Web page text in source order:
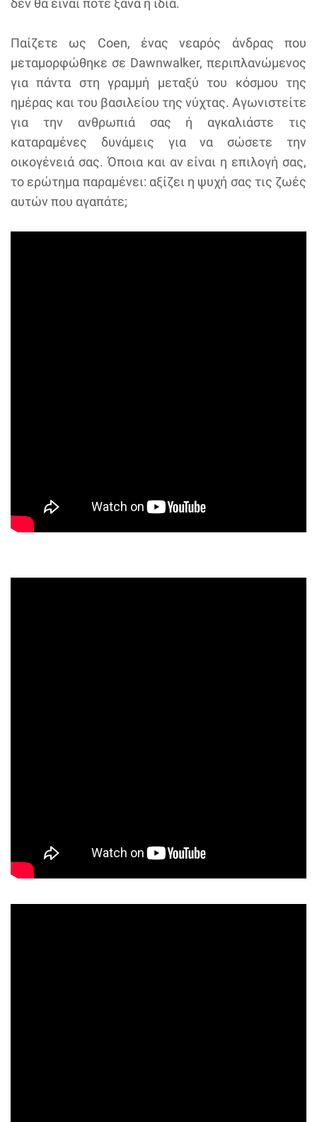
δεν θα είναι ποτέ ξανά η ίδια.
Παίζετε ως Coen, ένας νεαρός άνδρας που
μεταμορφώθηκε σε Dawnwalker, περιπλανώμενος
για πάντα στη γραμμή μεταξύ του κόσμου της
ημέρας και του βασιλείου της νύχτας. Αγωνιστείτε
για την ανθρωπιά σας ή αγκαλιάστε τις
καταραμένες δυνάμεις για να σώσετε την
οικογένειά σας. Όποια και αν είναι η επιλογή σας,
το ερώτημα παραμένει: αξίζει η ψυχή σας τις ζωές
αυτών που αγαπάτε;